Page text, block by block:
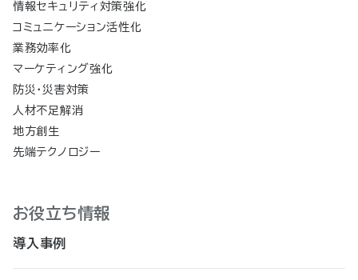
情報セキュリティ対策強化
コミュニケーション活性化
業務効率化
マーケティング強化
防災・災害対策
人材不足解消
地方創生
先端テクノロジー
お役立ち情報
導入事例